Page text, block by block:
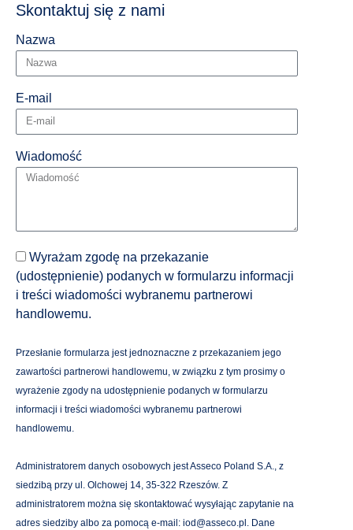
Skontaktuj się z nami
Nazwa
E-mail
Wiadomość
Wyrażam zgodę na przekazanie
(udostępnienie) podanych w formularzu informacji
i treści wiadomości wybranemu partnerowi
handlowemu.
Przesłanie formularza jest jednoznaczne z przekazaniem jego
zawartości partnerowi handlowemu, w związku z tym prosimy o
wyrażenie zgody na udostępnienie podanych w formularzu
informacji i treści wiadomości wybranemu partnerowi
handlowemu.
Administratorem danych osobowych jest Asseco Poland S.A., z
siedzibą przy ul. Olchowej 14, 35-322 Rzeszów. Z
administratorem można się skontaktować wysyłając zapytanie na
adres siedziby albo za pomocą e-mail: iod@asseco.pl. Dane